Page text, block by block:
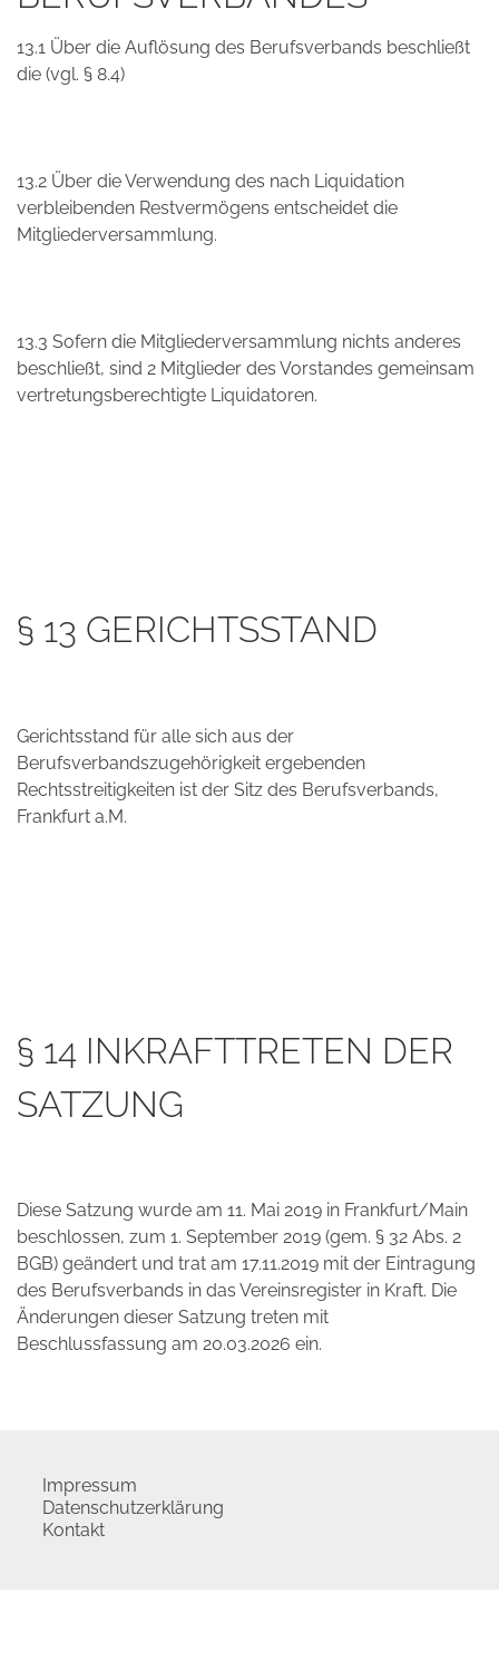
13.1 Über die Auflösung des Berufsverbands beschließt
die (vgl. § 8.4)
13.2 Über die Verwendung des nach Liquidation
verbleibenden Restvermögens entscheidet die
Mitgliederversammlung.
13.3 Sofern die Mitgliederversammlung nichts anderes
beschließt, sind 2 Mitglieder des Vorstandes gemeinsam
vertretungsberechtigte Liquidatoren.
§ 13 GERICHTSSTAND
Gerichtsstand für alle sich aus der
Berufsverbandszugehörigkeit ergebenden
Rechtsstreitigkeiten ist der Sitz des Berufsverbands,
Frankfurt a.M.
§ 14 INKRAFTTRETEN DER
SATZUNG
Diese Satzung wurde am 11. Mai 2019 in Frankfurt/Main
beschlossen, zum 1. September 2019 (gem. § 32 Abs. 2
BGB) geändert und trat am 17.11.2019 mit der Eintragung
des Berufsverbands in das Vereinsregister in Kraft. Die
Änderungen dieser Satzung treten mit
Beschlussfassung am 20.03.2026 ein.
Impressum
Datenschutzerklärung
Kontakt